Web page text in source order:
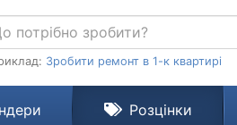
Зробити ремонт в 1-к квартирі
Розцінки